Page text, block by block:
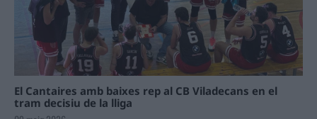
El Cantaires amb baixes rep al CB Viladecans en el
tram decisiu de la lliga